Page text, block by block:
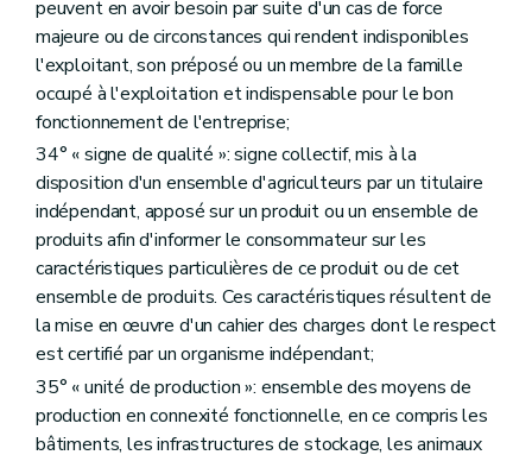
Art. D365
Section 2 Le Centre wallon de recherches agronomiques
Sous-section 1re
Le Centre wallon de recherches agronomiques
Art. D366
Art. D367
Art. D368
Art. D369
Sous-section 2 La gestion journalière
Art. D370
Sous-section 3 La gestion financière
Art. D371
Art. D372
Art. D373
Art. D374
Art. D375
Art. D376
Art. D377
Art. D378
Section 3 Le Comité de concertation et de suivi de la recherche agronomique
peuvent en avoir besoin par suite d'un cas de force
majeure ou de circonstances qui rendent indisponibles
l'exploitant, son préposé ou un membre de la famille
occupé à l'exploitation et indispensable pour le bon
fonctionnement de l'entreprise;
34° « signe de qualité »: signe collectif, mis à la
disposition d'un ensemble d'agriculteurs par un titulaire
indépendant, apposé sur un produit ou un ensemble de
produits afin d'informer le consommateur sur les
caractéristiques particulières de ce produit ou de cet
ensemble de produits. Ces caractéristiques résultent de
la mise en œuvre d'un cahier des charges dont le respect
est certifié par un organisme indépendant;
35° « unité de production »: ensemble des moyens de
production en connexité fonctionnelle, en ce compris les
bâtiments, les infrastructures de stockage, les animaux